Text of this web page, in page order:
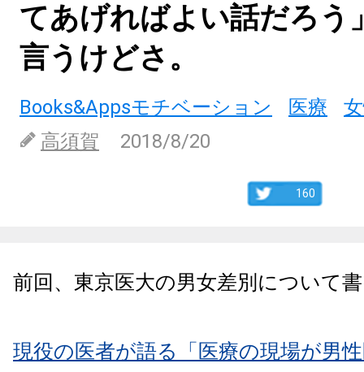
てあげればよい話だろう
言うけどさ。
Books&Appsモチベーション 医療
高須賀
2018/8/20
160
前回、東京医大の男女差別について
現役の医者が語る「医療の現場が男